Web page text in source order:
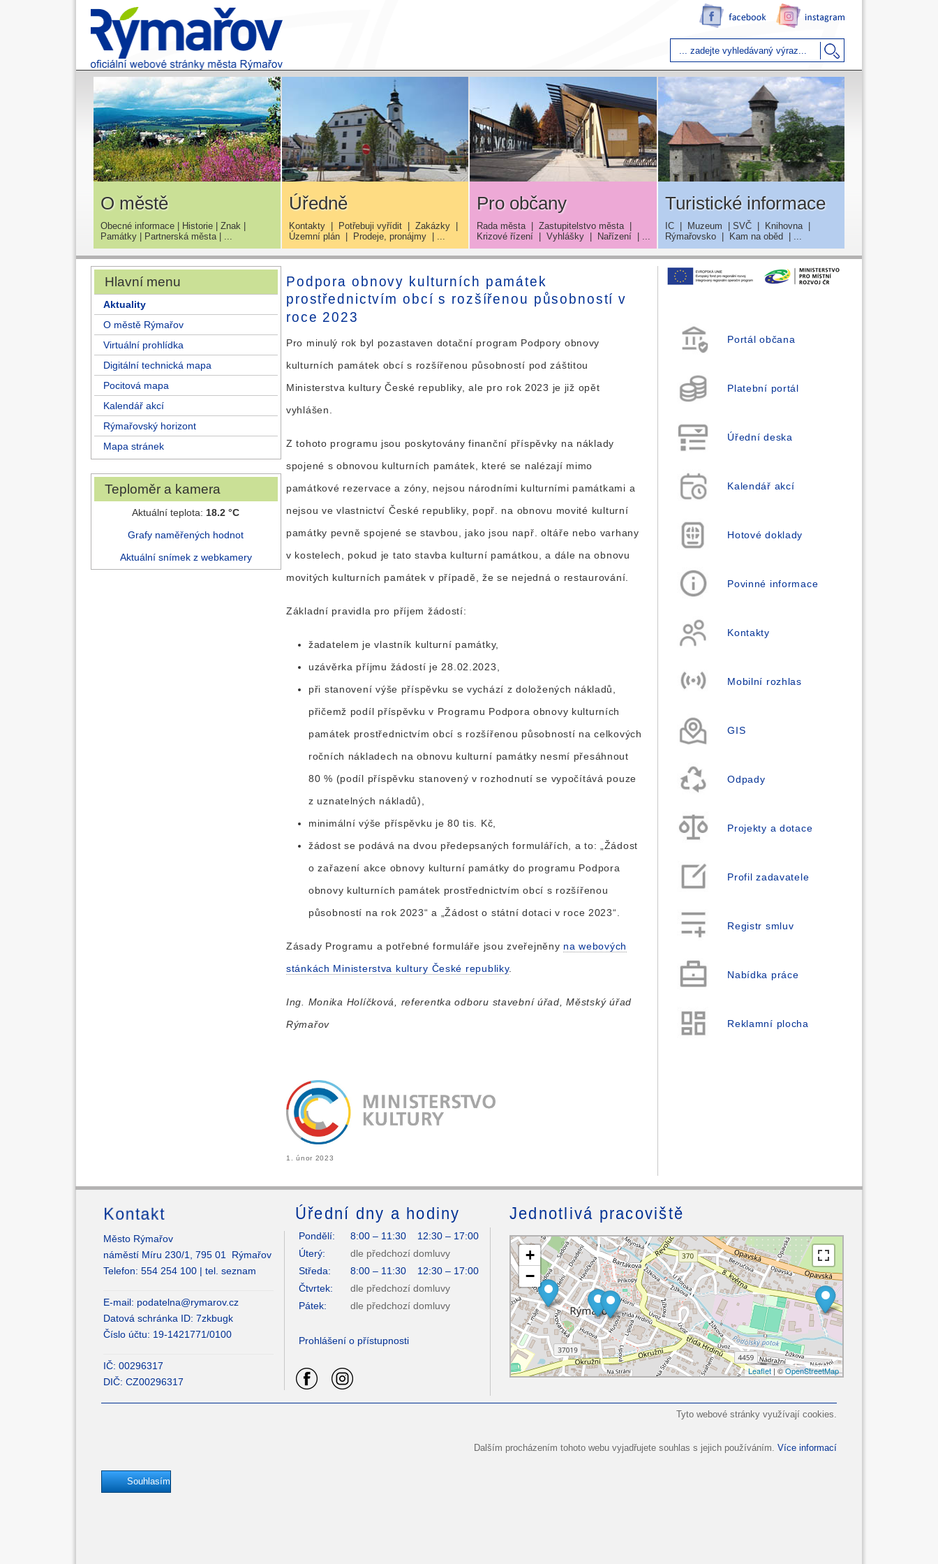
O městě
Obecné informace | Historie | Znak |
Památky | Partnerská města | ...
Úředně
Kontakty| Potřebuji vyřídit| Zakázky|
Územní plán| Prodeje, pronájmy| ...
Pro občany
Rada města | Zastupitelstvo města |
Krizové řízení | Vyhlášky | Nařízení | ...
Turistické informace
IC| Muzeum | SVČ| Knihovna|
Rýmařovsko| Kam na oběd| ...
Hlavní menu
Aktuality
O městě Rýmařov
Virtuální prohlídka
Digitální technická mapa
Pocitová mapa
Kalendář akcí
Rýmařovský horizont
Mapa stránek
Teploměr a kamera
Aktuální teplota: 18.2 °C
Grafy naměřených hodnot
Aktuální snímek z webkamery
Podpora obnovy kulturních památek
prostřednictvím obcí s rozšířenou působností v
roce 2023
Pro minulý rok byl pozastaven dotační program Podpory obnovy
kulturních památek obcí s rozšířenou působností pod záštitou
Ministerstva kultury České republiky, ale pro rok 2023 je již opět
vyhlášen.
Z tohoto programu jsou poskytovány finanční příspěvky na náklady
spojené s obnovou kulturních památek, které se nalézají mimo
památkové rezervace a zóny, nejsou národními kulturními památkami a
nejsou ve vlastnictví České republiky, popř. na obnovu movité kulturní
památky pevně spojené se stavbou, jako jsou např. oltáře nebo varhany
v kostelech, pokud je tato stavba kulturní památkou, a dále na obnovu
movitých kulturních památek v případě, že se nejedná o restaurování.
Základní pravidla pro příjem žádostí:
žadatelem je vlastník kulturní památky,
uzávěrka příjmu žádostí je 28.02.2023,
při stanovení výše příspěvku se vychází z doložených nákladů,
přičemž podíl příspěvku v Programu Podpora obnovy kulturních
památek prostřednictvím obcí s rozšířenou působností na celkových
ročních nákladech na obnovu kulturní památky nesmí přesáhnout
80 % (podíl příspěvku stanovený v rozhodnutí se vypočítává pouze
z uznatelných nákladů),
minimální výše příspěvku je 80 tis. Kč,
žádost se podává na dvou předepsaných formulářích, a to: „Žádost
o zařazení akce obnovy kulturní památky do programu Podpora
obnovy kulturních památek prostřednictvím obcí s rozšířenou
působností na rok 2023“ a „Žádost o státní dotaci v roce 2023“.
Zásady Programu a potřebné formuláře jsou zveřejněny na webových
stánkách Ministerstva kultury České republiky.
Ing. Monika Holíčková, referentka odboru stavební úřad, Městský úřad
Rýmařov
1. únor 2023
Portál občana
Platební portál
Úřední deska
Kalendář akcí
Hotové doklady
Povinné informace
Kontakty
Mobilní rozhlas
GIS
Odpady
Projekty a dotace
Profil zadavatele
Registr smluv
Nabídka práce
Reklamní plocha
Kontakt
Město Rýmařov
náměstí Míru 230/1, 795 01 Rýmařov
Telefon: 554 254 100 | tel. seznam
E-mail: podatelna@rymarov.cz
Datová schránka ID: 7zkbugk
Číslo účtu: 19-1421771/0100
IČ: 00296317
DIČ: CZ00296317
Úřední dny a hodiny
Pondělí:
8:00 – 11:30 12:30 – 17:00
Úterý:
dle předchozí domluvy
Středa:
8:00 – 11:30 12:30 – 17:00
Čtvrtek:
dle předchozí domluvy
Pátek:
dle předchozí domluvy
Prohlášení o přístupnosti
Jednotlivá pracoviště
+
−
Leaflet | ©OpenStreetMap
Tyto webové stránky využívají cookies.
Dalším procházením tohoto webu vyjadřujete souhlas s jejich používáním. Více informací
Souhlasím